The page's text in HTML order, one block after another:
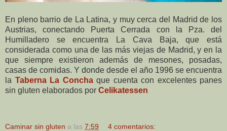
En pleno barrio de La Latina, y muy cerca del Madrid de los
Austrias, conectando Puerta Cerrada con la Pza. del
Humilladero se encuentra La Cava Baja, que está
considerada como una de las más viejas de Madrid, y en la
que siempre existieron además de mesones, posadas,
casas de comidas. Y donde desde el año 1996 se encuentra
la Taberna La Conchaque cuenta con excelentes panes
sin gluten elaborados por Celikatessen
Caminar sin gluten a las 7:59 4 comentarios: